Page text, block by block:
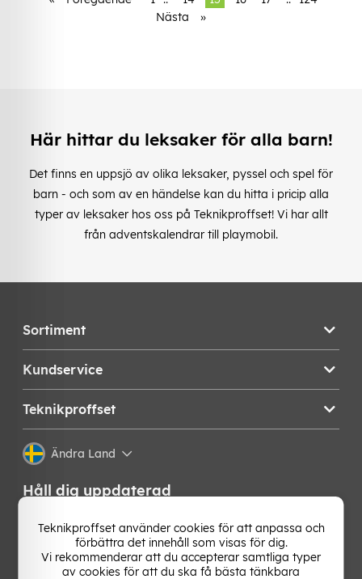
Nästa
»
Här hittar du leksaker för alla barn!
Det finns en uppsjö av olika leksaker, pyssel och spel för
barn - och som av en händelse kan du hitta i pricip alla
typer av leksaker hos oss på Teknikproffset! Vi har allt
från adventskalendrar till playmobil.
Sortiment
Kundservice
Teknikproffset
Ändra Land
Håll dig uppdaterad
Få de senaste nyheterna, hetaste erbjudandena och
bästa tipsen från oss direkt i din mejlkorg. Signa upp på
vårt nyhetsbrev!
Teknikproffset använder cookies för att anpassa och
förbättra det innehåll som visas för dig.
Vi rekommenderar att du accepterar samtliga typer
av cookies för att du ska få bästa tänkbara